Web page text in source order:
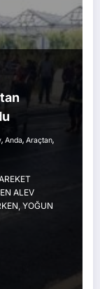
, Anda, Araçtan,
ALEV
YOĞUN